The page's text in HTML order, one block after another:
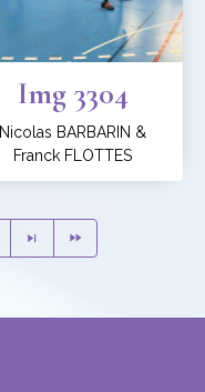
Img 3304
Nicolas BARBARIN &
Franck FLOTTES